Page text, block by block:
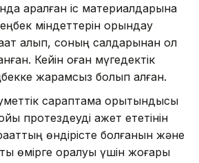
қаралған іс материалдарына
міндеттерін орындау
алып, соның салдарынан қол
Кейін оған мүгедектік
жарамсыз болып қалған.
сараптама қорытындысы
протездеуді қажет ететінін
өндірісте болғанын және
өмірге оралуы үшін жоғары